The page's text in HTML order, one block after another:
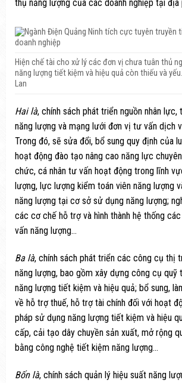
thụ năng lượng của các doanh nghiệp tại địa
Hiện chế tài cho xử lý các đơn vị chưa tuân thủ
năng lượng tiết kiệm và hiệu quả còn thiếu và
Lan
Hai là, chính sách phát triển nguồn nhân
năng lượng và mạng lưới đơn vị tư vấn dịch
Trong đó, sẽ sửa đổi, bổ sung quy định của
hoạt động đào tạo nâng cao năng lực
chức, cá nhân tư vấn hoạt động trong lĩnh
lượng, lực lượng kiểm toán viên năng lượng
năng lượng tại cơ sở sử dụng năng lượng;
các cơ chế hỗ trợ và hình thành hệ thống
vấn năng lượng…
Ba là, chính sách phát triển các công cụ thị
năng lượng, bao gồm xây dựng công cụ quỹ
năng lượng tiết kiệm và hiệu quả; bổ sung,
về hỗ trợ thuế, hỗ trợ tài chính đối với hoạt
pháp sử dụng năng lượng tiết kiệm và hiệu
cấp, cải tạo dây chuyền sản xuất, mở rộng
bằng công nghệ tiết kiệm năng lượng…
Bốn là, chính sách quản lý hiệu suất năng